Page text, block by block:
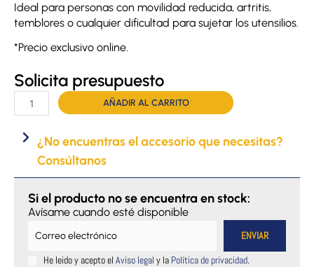
Ideal para personas con movilidad reducida, artritis,
temblores o cualquier dificultad para sujetar los utensilios.
*Precio exclusivo online.
Solicita presupuesto
Reborde
de
cantidad
AÑADIR AL CARRITO
¿No encuentras el accesorio que necesitas?
Consúltanos
Si el producto no se encuentra en stock:
Avísame cuando esté disponible
He leido y acepto el Aviso legal y la Política de privacidad.